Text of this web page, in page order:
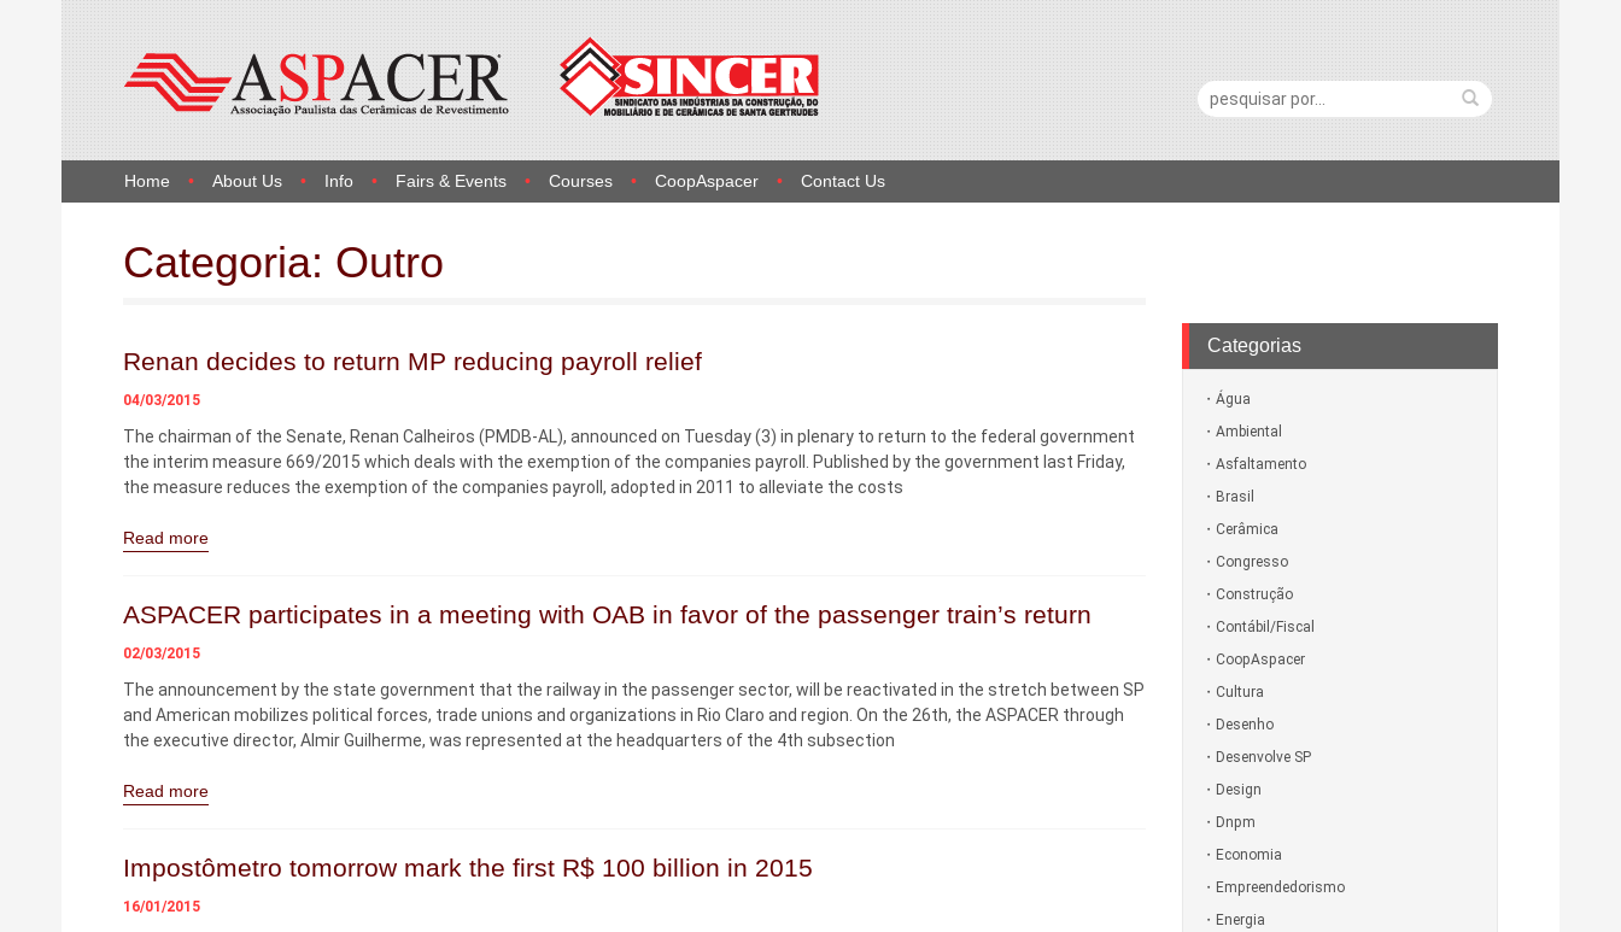
Home About Us Info Fairs & Events Courses CoopAspacer Contact Us
Pesquisa:
Categoria: Outro
Renan decides to return MP reducing payroll relief
04/03/2015
The chairman of the Senate, Renan Calheiros (PMDB-AL), announced on Tuesday (3) in plenary to return to the federal government
the interim measure 669/2015 which deals with the exemption of the companies payroll. Published by the government last Friday,
the measure reduces the exemption of the companies payroll, adopted in 2011 to alleviate the costs
Read more
ASPACER participates in a meeting with OAB in favor of the passenger train’s return
02/03/2015
The announcement by the state government that the railway in the passenger sector, will be reactivated in the stretch between SP
and American mobilizes political forces, trade unions and organizations in Rio Claro and region. On the 26th, the ASPACER through
the executive director, Almir Guilherme, was represented at the headquarters of the 4th subsection
Read more
Impostômetro tomorrow mark the first R$ 100 billion in 2015
16/01/2015
Categorias
Água
Ambiental
Asfaltamento
Brasil
Cerâmica
Congresso
Construção
Contábil/Fiscal
CoopAspacer
Cultura
Desenho
Desenvolve SP
Design
Dnpm
Economia
Empreendedorismo
Energia